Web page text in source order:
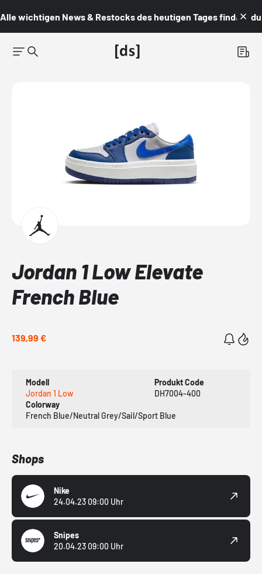
Alle wichtigen News & Restocks des heutigen Tages findest du
Jordan 1 Low Elevate
French Blue
139,99 €
Modell
Jordan 1 Low
Produkt Code
DH7004-400
Colorway
French Blue/Neutral Grey/Sail/Sport Blue
Shops
Nike
24.04.23 09:00 Uhr
Snipes
20.04.23 09:00 Uhr